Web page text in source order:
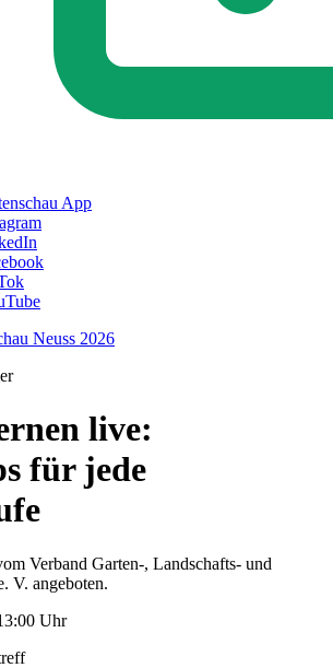
App
Neuss 2026
live:
für jede
Verband Garten-, Landschafts- und
V. angeboten.
Uhr